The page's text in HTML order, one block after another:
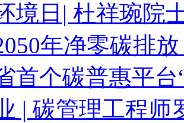
境日| 杜祥琬院
年净零碳排
首个碳普惠平
| 碳管理工程师